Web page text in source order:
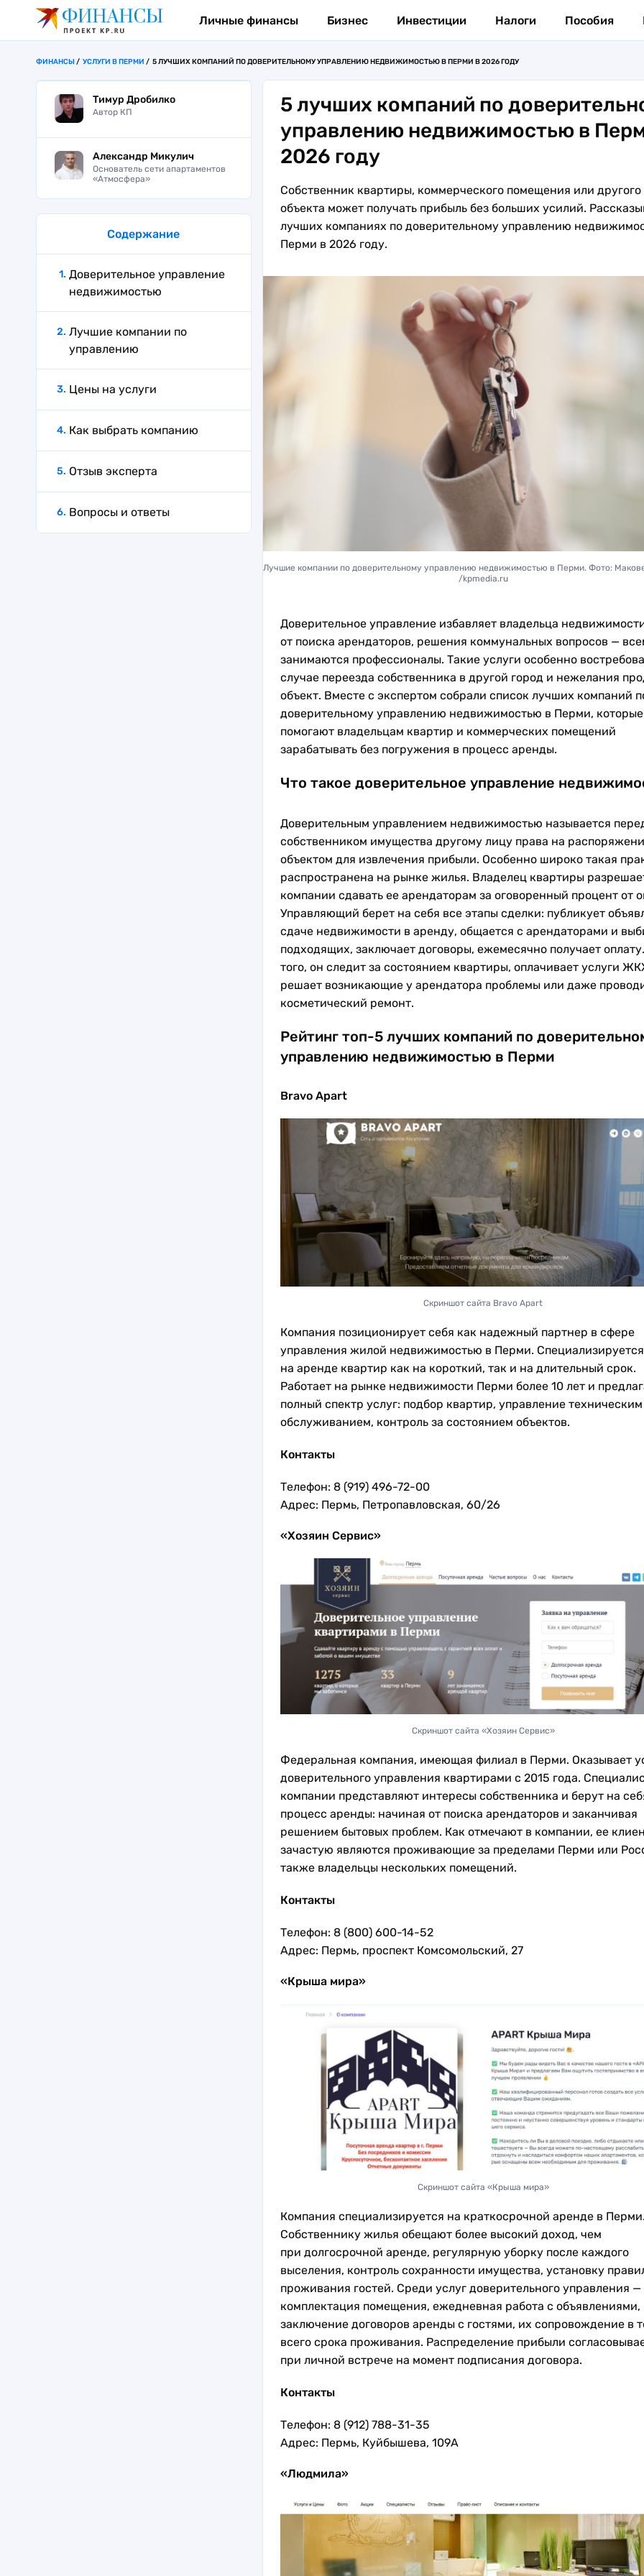
Личные финансы Бизнес Инвестиции Налоги Пособия
ФИНАНСЫ УСЛУГИ В ПЕРМИ 5 ЛУЧШИХ КОМПАНИЙ ПО ДОВЕРИТЕЛЬНОМУ УПРАВЛЕНИЮ НЕДВИЖИМОСТЬЮ В ПЕРМИ В 2026 ГОДУ
Тимур Дробилко
Автор КП
Александр Микулич
Основатель сети апартаментов
«Атмосфера»
Содержание
Доверительное управление
недвижимостью
Лучшие компании по
управлению
Цены на услуги
Как выбрать компанию
Отзыв эксперта
Вопросы и ответы
5 лучших компаний по
управлению недвижимостью в
2026 году
Собственник квартиры, коммерческого помещения или другого
объекта может получать прибыль без больших усилий.
лучших компаниях по доверительному управлению
Перми в 2026 году.
Лучшие компании по доверительному управлению недвижимостью в Перми. Фото:
/kpmedia.ru
Доверительное управление избавляет владельца
от поиска арендаторов, решения коммунальных вопросов —
занимаются профессионалы. Такие услуги особенно
случае переезда собственника в другой город и нежелания
объект. Вместе с экспертом собрали список лучших компаний
доверительному управлению недвижимостью в Перми, которые
помогают владельцам квартир и коммерческих помещений
зарабатывать без погружения в процесс аренды.
Что такое доверительное управление
Доверительным управлением недвижимостью называется
собственником имущества другому лицу права на
объектом для извлечения прибыли. Особенно широко такая
распространена на рынке жилья. Владелец квартиры
компании сдавать ее арендаторам за оговоренный процент от
Управляющий берет на себя все этапы сделки: публикует
сдаче недвижимости в аренду, общается с арендаторами и
подходящих, заключает договоры, ежемесячно получает
того, он следит за состоянием квартиры, оплачивает услуги
решает возникающие у арендатора проблемы или даже
косметический ремонт.
Рейтинг топ-5 лучших компаний по
управлению недвижимостью в Перми
Bravo Apart
Скриншот сайта Bravo Apart
Компания позиционирует себя как надежный партнер в сфере
управления жилой недвижимостью в Перми. Специализируется
на аренде квартир как на короткий, так и на длительный срок.
Работает на рынке недвижимости Перми более 10 лет и
полный спектр услуг: подбор квартир, управление техническим
обслуживанием, контроль за состоянием объектов.
Контакты
Телефон: 8 (919) 496-72-00
Адрес: Пермь, Петропавловская, 60/26
«Хозяин Сервис»
Скриншот сайта «Хозяин Сервис»
Федеральная компания, имеющая филиал в Перми. Оказывает
доверительного управления квартирами с 2015 года.
компании представляют интересы собственника и берут на
процесс аренды: начиная от поиска арендаторов и заканчивая
решением бытовых проблем. Как отмечают в компании, ее
зачастую являются проживающие за пределами Перми или
также владельцы нескольких помещений.
Контакты
Телефон: 8 (800) 600-14-52
Адрес: Пермь, проспект Комсомольский, 27
«Крыша мира»
Скриншот сайта «Крыша мира»
Компания специализируется на кpаткocрочной аpенде в
Собственнику жилья обещают более высокий доход, чем
при долгосрочной аренде, регулярную уборку после каждого
выселения, контроль сохранности имущества, установку
проживания гостей. Среди услуг доверительного управления —
комплектация помещения, ежедневная работа с объявлениями,
заключение договоров аренды с гостями, их сопровождение в
всего срока проживания. Распределение прибыли
при личной встрече на момент подписания договора.
Контакты
Телефон: 8 (912) 788-31-35
Адрес: Пермь, Куйбышева, 109А
«Людмила»